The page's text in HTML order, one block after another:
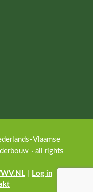
Vlaamse
· all rights
Log in